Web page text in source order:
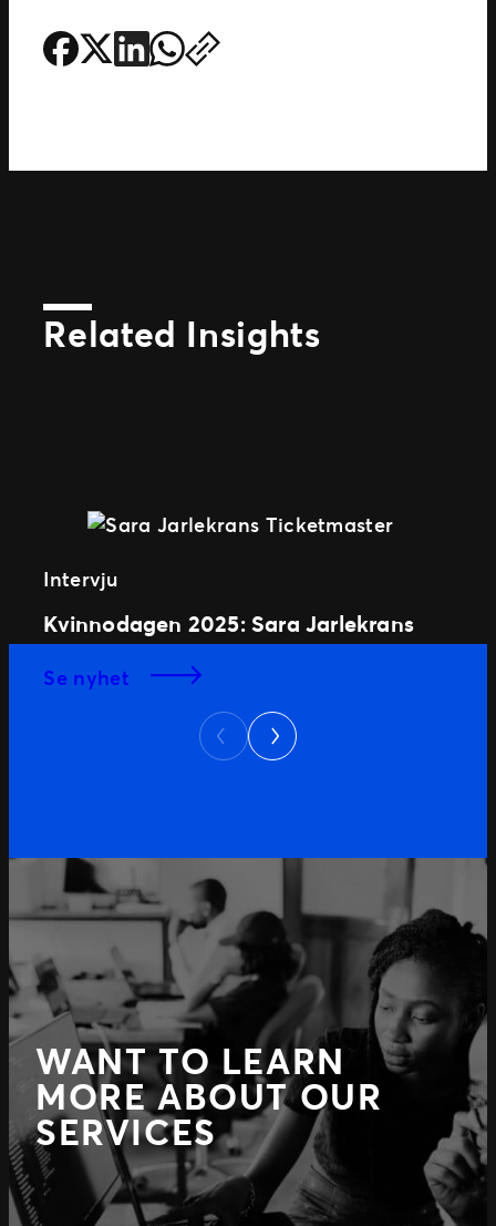
Related Insights
Intervju
Kvinnodagen 2025: Sara Jarlekrans
se nyhet
Previous
Next
WANT TO LEARN
MORE ABOUT OUR
SERVICES